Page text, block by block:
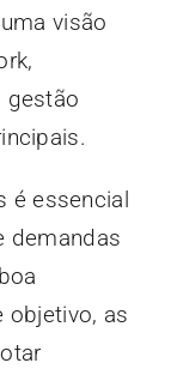
visão
gestão
é essencial
demandas
objetivo, as